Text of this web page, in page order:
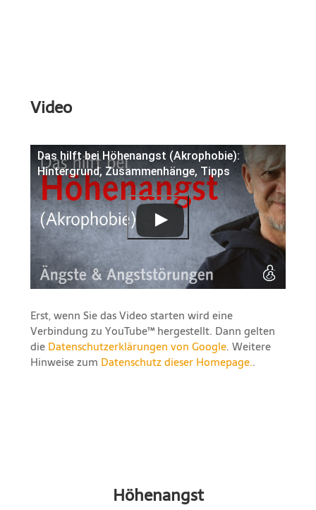
Video
Das hilft bei Höhenangst (Akrophobie):
Hintergrund, Zusammenhänge, Tipps
Erst, wenn Sie das Video starten wird eine
Verbindung zu YouTube™ hergestellt. Dann gelten
die Datenschutzerklärungen von Google. Weitere
Hinweise zum Datenschutz dieser Homepage..
Höhenangst